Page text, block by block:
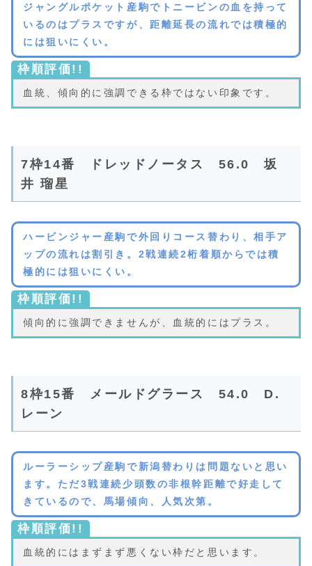
ジャングルポケット産駒でトニービンの血を持って
いるのはプラスですが、距離延長の流れでは積極的
には狙いにくい。
枠順評価!!
血統、傾向的に強調できる枠ではない印象です。
7枠14番 ドレッドノータス 56.0 坂
井 瑠星
ハービンジャー産駒で外回りコース替わり、相手ア
ップの流れは割引き。2戦連続2桁着順からでは積
極的には狙いにくい。
枠順評価!!
傾向的に強調できませんが、血統的にはプラス。
8枠15番 メールドグラース 54.0 D.
レーン
ルーラーシップ産駒で新潟替わりは問題ないと思い
ます。ただ3戦連続少頭数の非根幹距離で好走して
きているので、馬場傾向、人気次第。
枠順評価!!
血統的にはまずまず悪くない枠だと思います。